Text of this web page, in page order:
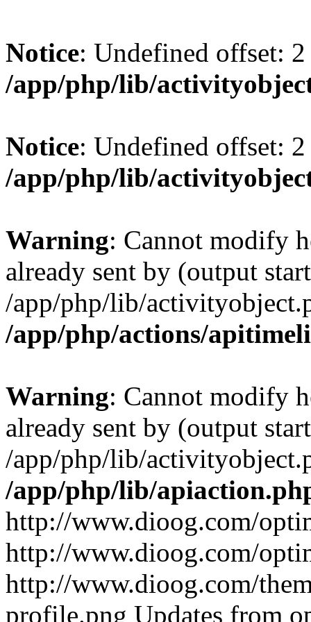
Notice: Undefined offset:
/app/php/lib/
Notice: Undefined offset:
/app/php/lib/
Warning: Cannot modify
already sent by (output
/app/php/lib/
/app/php/actions/
Warning: Cannot modify
already sent by (output
/app/php/lib/
/app/php/lib/
http://www.dioog.com/
http://www.dioog.com/
http://www.dioog.com/
profile.png Updates from